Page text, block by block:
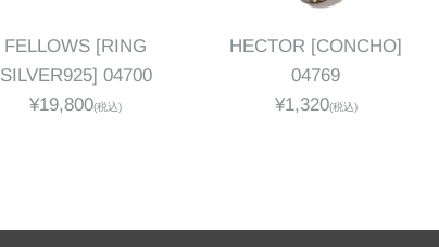
FELLOWS [RING
SILVER925] 04700
¥19,800(税込)
HECTOR [CONCHO]
04769
¥1,320(税込)